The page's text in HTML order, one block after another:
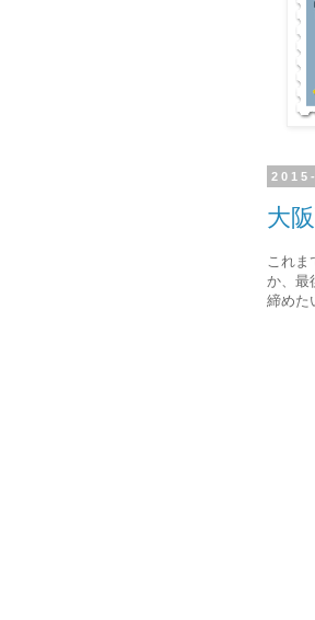
大
これ
か、最
締めた